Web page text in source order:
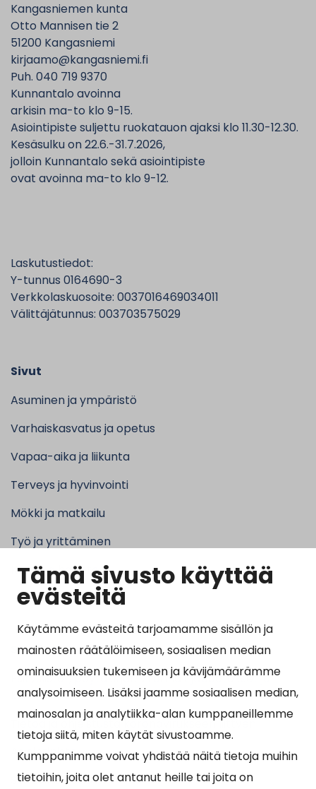
Tämä sivusto käyttää
evästeitä
Käytämme evästeitä tarjoamamme sisällön ja
mainosten räätälöimiseen, sosiaalisen median
ominaisuuksien tukemiseen ja kävijämäärämme
analysoimiseen. Lisäksi jaamme sosiaalisen median,
mainosalan ja analytiikka-alan kumppaneillemme
tietoja siitä, miten käytät sivustoamme.
Kumppanimme voivat yhdistää näitä tietoja muihin
tietoihin, joita olet antanut heille tai joita on
Kangasniemen kunta
Otto Mannisen tie 2
51200 Kangasniemi
kirjaamo@kangasniemi.fi
Puh. 040 719 9370
Kunnantalo avoinna
arkisin ma-to klo 9-15.
Asiointipiste suljettu ruokatauon ajaksi klo 11.30-12.30.
Kesäsulku on 22.6.-31.7.2026,
jolloin Kunnantalo sekä asiointipiste
ovat avoinna ma-to klo 9-12.
Laskutustiedot:
Y-tunnus 0164690-3
Verkkolaskuosoite: 0037016469034011
Välittäjätunnus: 003703575029
Sivut
Asuminen ja ympäristö
Varhaiskasvatus ja opetus
Vapaa-aika ja liikunta
Terveys ja hyvinvointi
Mökki ja matkailu
Työ ja yrittäminen
Kunta ja hallinto
Suosituimmat sivut
Esityslistat, pöytäkirjat, viranhaltijapäätökset ja
kuulutukset
Tietoa ja ohjeistusta koronavirukseen liittyen
Asiointipiste
Sähköinen asiointi